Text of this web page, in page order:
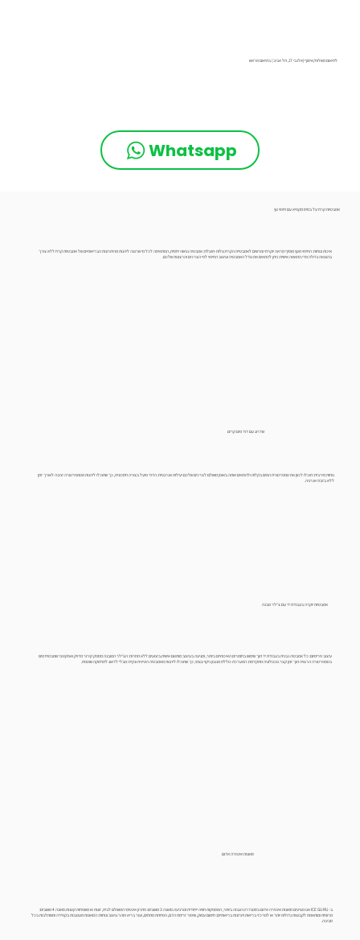
לתיאום משלוח/איסוף(אלנבי 17, תל אביב) בתיאום מראש
Whatsapp
אמבטיות קרח על בסיס מקפיא עם חיפוי עץ
איכות ונוחות: החיפוי מעץ מוסיף מראה יוקרתי ומרשים לאמבטיית הקרח.עלות-תועלת: אמבטיה נגישה יחסית, המתאימה לכל מי שרוצה ליהנות מהיתרונות הבריאותיים של אמבטיות קרח ללא צורך
בהוצאה גדולה מדי.התאמה אישית: ניתן להתאים את גודל האמבטיה ועיצוב החיפוי לפי הצרכים והרצונות שלכם.
שדרוג עם דוד מים קרים
נוחות מירבית: תוכלו לכוון את טמפרטורת המים בקלות ולהתאים אותה באופן מושלם לצרכים שלכם.יעילות אנרגטית: הדוד פועל בצורה חסכונית, כך שתוכלו ליהנות מטמפרטורה יציבה לאורך זמן
ללא בזבוז אנרגיה.
אמבטיות יוקרה בעבודת יד עם צ׳ילר מבנה
עיצוב פרימיום: כל אמבטיה נבנית בעבודת יד תוך שימוש בחומרים האיכותיים ביותר, ומגיעה בעיצוב מותאם אישית.ביצועים ללא תחרות: הצ'ילר המובנה מספק קירור מדויק ואפקטיבי שמבטיח מים
בטמפרטורה הרצויה תוך זמן קצר.טכנולוגיה מתקדמת: המערכת כוללת מנגנון ניקוי עצמי, כך שתוכלו ליהנות מאמבטיה היגיינית ונקייה מבלי לדאוג לתחזוקה שוטפת.
סאונות אינפרה אדום
ב-ICE GURU אנו מציעים סאונות אינפרה אדום בסטנדרט הגבוה ביותר, המספקות חוויה ייחודית ומרגיעה.סאונה 3 מושבים: פתרון אינטימי המושלם לבית, זוגות או משפחות קטנות.סאונה 4 מושבים:
מרווחת ומותאמת לקבוצות גדולות יותר או למרכזי בריאות.יתרונות בריאותיים: חימום עמוק, שיפור זרימת הדם, הפחתת מתחים, ועור בריא וזוהר.עיצוב ונוחות: הסאונות מעוצבות בקפידה ומשתלבות בכל
סביבה.